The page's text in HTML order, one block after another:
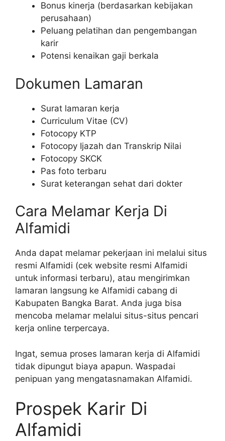
Bonus kinerja (berdasarkan kebijakan
perusahaan)
Peluang pelatihan dan pengembangan
karir
Potensi kenaikan gaji berkala
Dokumen Lamaran
Surat lamaran kerja
Curriculum Vitae (CV)
Fotocopy KTP
Fotocopy Ijazah dan Transkrip Nilai
Fotocopy SKCK
Pas foto terbaru
Surat keterangan sehat dari dokter
Cara Melamar Kerja Di
Alfamidi
Anda dapat melamar pekerjaan ini melalui situs
resmi Alfamidi (cek website resmi Alfamidi
untuk informasi terbaru), atau mengirimkan
lamaran langsung ke Alfamidi cabang di
Kabupaten Bangka Barat. Anda juga bisa
mencoba melamar melalui situs-situs pencari
kerja online terpercaya.
Ingat, semua proses lamaran kerja di Alfamidi
tidak dipungut biaya apapun. Waspadai
penipuan yang mengatasnamakan Alfamidi.
Prospek Karir Di
Alfamidi